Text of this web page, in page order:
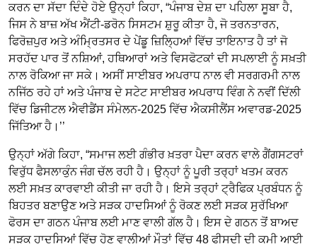
ਕਰਨ ਦਾ ਸੱਦਾ ਦਿੰਦੇ ਹੋਏ ਉਨ੍ਹਾਂ ਕਿਹਾ, “ਪੰਜਾਬ ਦੇਸ਼ ਦਾ ਪਹਿਲਾ ਸੂਬਾ ਹੈ,
ਜਿਸ ਨੇ ਬਾਜ਼ ਅੱਖ ਐਂਟੀ-ਡਰੋਨ ਸਿਸਟਮ ਸ਼ੁਰੂ ਕੀਤਾ ਹੈ, ਜੋ ਤਰਨਤਾਰਨ,
ਫਿਰੋਜ਼ਪੁਰ ਅਤੇ ਅੰਮ੍ਰਿਤਸਰ ਦੇ ਪੇਂਡੂ ਜ਼ਿਲ੍ਹਿਆਂ ਵਿੱਚ ਤਾਇਨਾਤ ਹੈ ਤਾਂ ਜੋ
ਸਰਹੱਦ ਪਾਰ ਤੋਂ ਨਸ਼ਿਆਂ, ਹਥਿਆਰਾਂ ਅਤੇ ਵਿਸਫੋਟਕਾਂ ਦੀ ਸਪਲਾਈ ਨੂੰ ਸਖ਼ਤੀ
ਨਾਲ ਰੋਕਿਆ ਜਾ ਸਕੇ। ਅਸੀਂ ਸਾਈਬਰ ਅਪਰਾਧ ਨਾਲ ਵੀ ਸਰਗਰਮੀ ਨਾਲ
ਨਜਿੱਠ ਰਹੇ ਹਾਂ ਅਤੇ ਪੰਜਾਬ ਦੇ ਸਟੇਟ ਸਾਈਬਰ ਅਪਰਾਧ ਵਿੰਗ ਨੇ ਨਵੀਂ ਦਿੱਲੀ
ਵਿੱਚ ਡਿਜੀਟਲ ਐਵੀਡੈਂਸ ਸੰਮੇਲਨ-2025 ਵਿੱਚ ਐਕਸੀਲੈਂਸ ਅਵਾਰਡ-2025
ਜਿੱਤਿਆ ਹੈ।’’
ਉਨ੍ਹਾਂ ਅੱਗੇ ਕਿਹਾ, “ਸਮਾਜ ਲਈ ਗੰਭੀਰ ਖ਼ਤਰਾ ਪੈਦਾ ਕਰਨ ਵਾਲੇ ਗੈਂਗਸਟਰਾਂ
ਵਿਰੁੱਧ ਫੈਸਲਾਕੁੰਨ ਜੰਗ ਚੱਲ ਰਹੀ ਹੈ। ਉਨ੍ਹਾਂ ਨੂੰ ਪੂਰੀ ਤਰ੍ਹਾਂ ਖਤਮ ਕਰਨ
ਲਈ ਸਖ਼ਤ ਕਾਰਵਾਈ ਕੀਤੀ ਜਾ ਰਹੀ ਹੈ। ਇਸੇ ਤਰ੍ਹਾਂ ਟ੍ਰੈਫਿਕ ਪ੍ਰਬੰਧਨ ਨੂੰ
ਬਿਹਤਰ ਬਣਾਉਣ ਅਤੇ ਸੜਕ ਹਾਦਸਿਆਂ ਨੂੰ ਰੋਕਣ ਲਈ ਸੜਕ ਸੁਰੱਖਿਆ
ਫੋਰਸ ਦਾ ਗਠਨ ਪੰਜਾਬ ਲਈ ਮਾਣ ਵਾਲੀ ਗੱਲ ਹੈ। ਇਸ ਦੇ ਗਠਨ ਤੋਂ ਬਾਅਦ
ਸੜਕ ਹਾਦਸਿਆਂ ਵਿੱਚ ਹੋਣ ਵਾਲੀਆਂ ਮੌਤਾਂ ਵਿੱਚ 48 ਫੀਸਦੀ ਦੀ ਕਮੀ ਆਈ